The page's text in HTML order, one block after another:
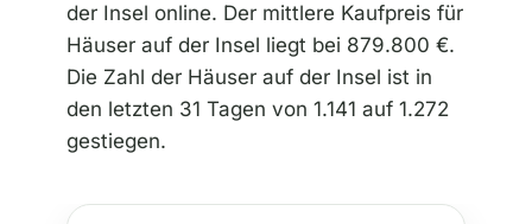
der Insel online. Der mittlere Kaufpreis für
Häuser auf der Insel liegt bei 879.800 €.
Die Zahl der Häuser auf der Insel ist in
den letzten 31 Tagen von 1.141 auf 1.272
gestiegen.